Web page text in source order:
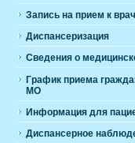
Запись на прием к
Диспансеризация
Сведения о
График приема
МО
Информация для
Диспансерное